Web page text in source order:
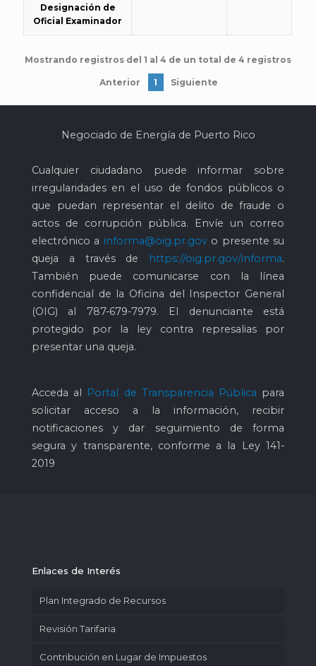
Designación de
Oficial Examinador
Mostrando registros del 1 al 4 de un total de 4 registros
Anterior 1 Siguiente
Negociado de Energía de Puerto Rico
Cualquier ciudadano puede informar sobre
irregularidades en el uso de fondos públicos o
que puedan representar el delito de fraude o
actos de corrupción pública. Envíe un correo
electrónico a informa@oig.pr.govo presente su
queja a través de
https://oig.pr.gov/informa.
También puede comunicarse con la línea
confidencial de la Oficina del Inspector General
(OIG) al 787-679-7979. El denunciante está
protegido por la ley contra represalias por
presentar una queja.
Acceda al Portal de Transparencia Pública para
solicitar acceso a la información, recibir
notificaciones y dar seguimiento de forma
segura y transparente, conforme a la Ley 141-
2019
Enlaces de Interés
Plan Integrado de Recursos
Revisión Tarifaria
Contribución en Lugar de Impuestos